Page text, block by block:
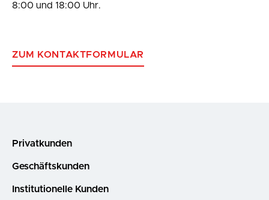
8:00 und 18:00 Uhr.
ZUM KONTAKTFORMULAR
Privatkunden
Geschäftskunden
Institutionelle Kunden